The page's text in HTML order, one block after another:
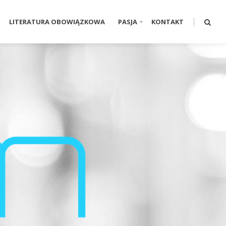
LITERATURA OBOWIĄZKOWA PASJA KONTAKT